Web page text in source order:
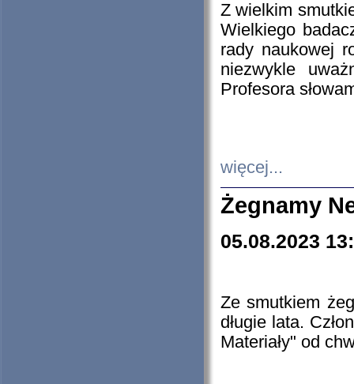
Z wielkim
Wielkiego
rady naukowej
niezwykle
Profesora
więcej...
Żegnamy
05.08.2023
Ze smutkiem
długie lata.
Materiały" od